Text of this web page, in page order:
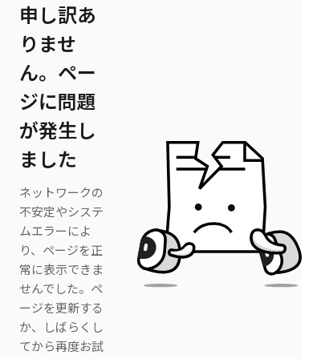
申し訳あ
りませ
ん。ペー
ジに問題
が発生し
ました
ネットワークの
不安定やシステ
ムエラーによ
り、ページを正
常に表示できま
せんでした。ペ
ージを更新する
か、しばらくし
てから再度お試